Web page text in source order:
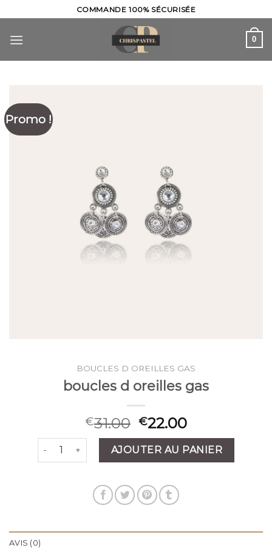
to
content
COMMANDE 100% SÉCURISÉE
0
Promo !
BOUCLES D OREILLES GAS
boucles d oreilles gas
€31.00 €22.00
quantité de boucles d oreilles gas
AJOUTER AU PANIER
AVIS (0)